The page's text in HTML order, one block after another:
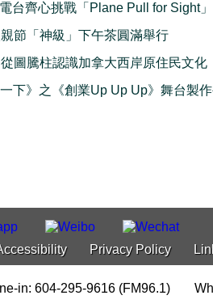
台齊心挑戰「Plane Pull for Sight」
親節「神級」下午茶圓滿舉行
圖騰柱認識加拿大西岸原住民文化
一下》之《創業Up Up Up》舞台製
Privacy Policy
in: 604-295-9616 (FM96.1)